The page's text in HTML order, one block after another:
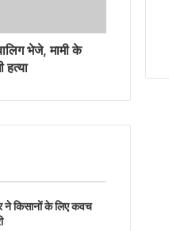
भेजे, मामी के
हत्या
ने किसानों के लिए कवच